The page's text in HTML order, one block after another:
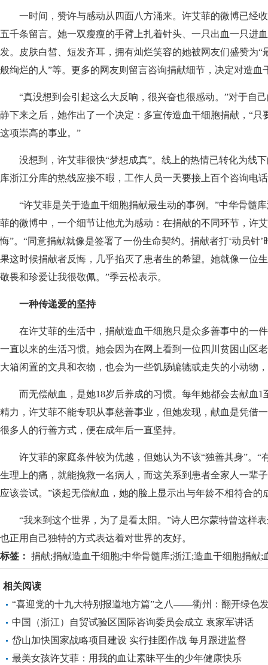
一时间，赞许与感动从四面八方涌来。许艾菲的微博已经收
五千条留言。她一双瘦瘦的手臂上扎着针头、一只出血一只进
发。皮肤白皙、短发齐耳，拥有灿烂笑容的她被网友们盛赞为“
般绚烂的人”等。更多的网友则留言咨询捐献细节，决定对造血
“真没想到会引起这么大反响，很兴奋也很感动。”对于自己
静下来之后，她作出了一个决定：多宣传造血干细胞捐献，“只
这项崇高的事业。”
没想到，许艾菲很快“梦想成真”。线上的热情已转化为线下
库浙江分库的热线应接不暇，工作人员一天要接上百个咨询电
“许艾菲是关于造血干细胞捐献最生动的事例。”中华骨髓库
菲的微博中，一个细节让他尤为感动：在捐献的不同环节，许
悔”。“同意捐献就像是签署了一份生命契约。捐献者打‘动员针
果这时候捐献者反悔，几乎掐灭了患者生的希望。她就像一位
敬畏和珍爱让我很敬佩。”季云松表示。
一种传递爱的坚持
在许艾菲的生活中，捐献造血干细胞只是众多善事中的一件
一直以来的生活习惯。她会因为在网上看到一位四川贫困山区
大箱闲置的文具和衣物，也会为一些饥肠辘辘或走失的小动物
而无偿献血，是她18岁后养成的习惯。每年她都会去献血1
精力，许艾菲不能专职从事慈善事业，但她发现，献血是凭借
很多人的行善方式，便在成年后一直坚持。
许艾菲的家庭条件较为优越，但她认为不该“独善其身”。“
生理上的痛，就能挽救一名病人，而这关系到患者全家人一辈
应该尝试。”谈起无偿献血，她的脸上显示出与年龄不相符合的
“我来到这个世界，为了是看太阳。”诗人巴尔蒙特曾这样表
也正用自己独特的方式表达着对世界的友好。
标签： 捐献;捐献造血干细胞;中华骨髓库;浙江;造血干细胞捐献;
相关阅读
“喜迎党的十九大特别报道地方篇”之八——衢州：翻开绿色
新篇章
中国（浙江）自贸试验区国际咨询委员会成立 袁家军讲话
岱山加快国家战略项目建设 实行挂图作战 每月跟进监督
最美女孩许艾菲：用我的血让素昧平生的少年健康快乐